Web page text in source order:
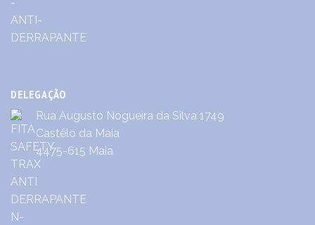
DELEGAÇÃO
Rua Augusto Nogueira da Silva 1749
Castêlo da Maia
4475-615 Maia